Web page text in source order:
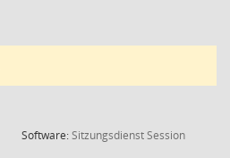
Software:SitzungsdienstSession(Wird in